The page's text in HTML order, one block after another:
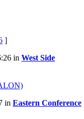
]
in West Side
in Eastern Conference